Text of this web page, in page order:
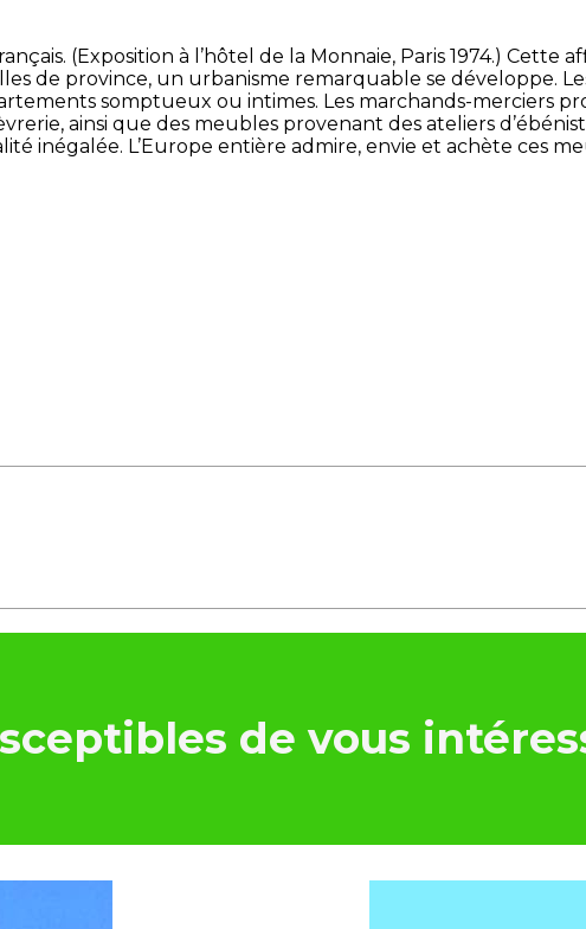
(Exposition à l’hôtel de la Monnaie, Paris 1974.)
de province, un urbanisme remarquable se développe.
somptueux ou intimes. Les marchands-merciers
ainsi que des meubles provenant des ateliers
inégalée. L’Europe entière admire, envie et achète ces
de vous